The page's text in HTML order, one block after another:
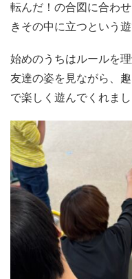
転んだ！の合図に合わ
きその中に立つという遊
始めのうちはルールを
友達の姿を見ながら、
で楽しく遊んでくれまし